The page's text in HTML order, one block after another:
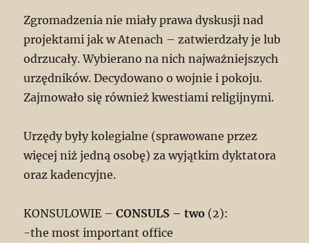
Zgromadzenia nie miały prawa dyskusji nad
projektami jak w Atenach – zatwierdzały je lub
odrzucały. Wybierano na nich najważniejszych
urzędników. Decydowano o wojnie i pokoju.
Zajmowało się również kwestiami religijnymi.
Urzędy były kolegialne (sprawowane przez
więcej niż jedną osobę) za wyjątkim dyktatora
oraz kadencyjne.
KONSULOWIE –CONSULS – two (2):
-the most important office